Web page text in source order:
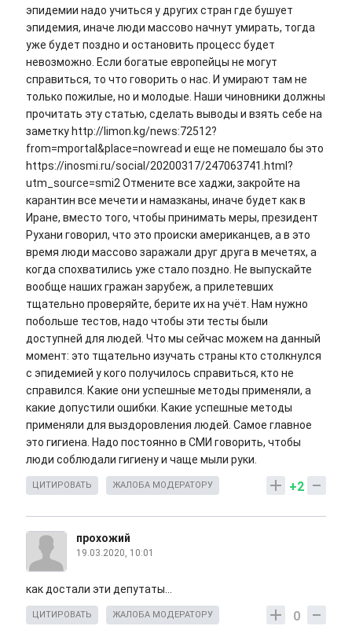
эпидемии надо учиться у других стран где бушует
эпидемия, иначе люди массово начнут умирать, тогда
уже будет поздно и остановить процесс будет
невозможно. Если богатые европейцы не могут
справиться, то что говорить о нас. И умирают там не
только пожилые, но и молодые. Наши чиновники должны
прочитать эту статью, сделать выводы и взять себе на
заметку http://limon.kg/news:72512?
from=mportal&place=nowread и еще не помешало бы это
https://inosmi.ru/social/20200317/247063741.html?
utm_source=smi2 Отмените все хаджи, закройте на
карантин все мечети и намазканы, иначе будет как в
Иране, вместо того, чтобы принимать меры, президент
Рухани говорил, что это происки американцев, а в это
время люди массово заражали друг друга в мечетях, а
когда спохватились уже стало поздно. Не выпускайте
вообще наших гражан зарубеж, а прилетевших
тщательно проверяйте, берите их на учёт. Нам нужно
побольше тестов, надо чтобы эти тесты были
доступней для людей. Что мы сейчас можем на данный
момент: это тщательно изучать страны кто столкнулся
с эпидемией у кого получилось справиться, кто не
справился. Какие они успешные методы применяли, а
какие допустили ошибки. Какие успешные методы
применяли для выздоровления людей. Самое главное
это гигиена. Надо постоянно в СМИ говорить, чтобы
люди соблюдали гигиену и чаще мыли руки.
+2
ЦИТИРОВАТЬ ЖАЛОБА МОДЕРАТОРУ
прохожий
19.03.2020, 10:01
как достали эти депутаты...
0
ЦИТИРОВАТЬ ЖАЛОБА МОДЕРАТОРУ